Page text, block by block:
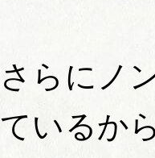
さらにノ
ているか